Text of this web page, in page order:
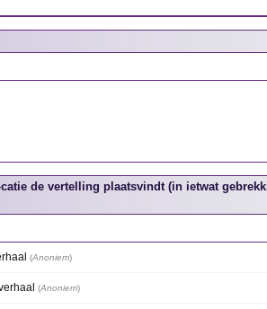
de vertelling plaatsvindt (in ietwat
(Anoniem)
(Anoniem)